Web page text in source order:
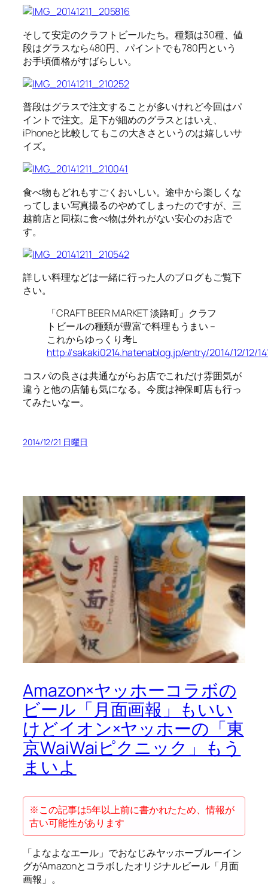
そして安定のクラフトビールたち。種類は30種、値
段はグラスなら480円、パイントでも780円という
お手頃価格がすばらしい。
普段はグラスで注文することが多いけれど今回はパ
イントで注文。足下が細めのグラスとはいえ、
iPhoneと比較してもこの大きさというのは嬉しいサ
イズ。
食べ物もどれもすごくおいしい。途中から楽しくな
ってしまい写真撮るのやめてしまったのですが、三
越前店と同様に食べ物は外れがない安心のお店で
す。
詳しい料理などは一緒に行った人のブログもご覧下
さい。
「CRAFT BEER MARKET 淡路町」クラフ
トビールの種類が豊富で料理もうまい –
これからゆっくり考L
http://sakaki0214.hatenablog.jp/entry/2014/12/12/
コスパの良さは共通ながらお店でこれだけ雰囲気が
違うと他の店舗も気になる。今度は神保町店も行っ
てみたいなー。
2014/12/21 日曜日
Amazon×ヤッホーコラボの
ビール「月面画報」もいい
けどイオン×ヤッホーの「東
京WaiWaiピクニック」もう
まいよ
※この記事は5年以上前に書かれたため、情報が
古い可能性があります
「よなよなエール」でおなじみヤッホーブルーイン
グがAmazonとコラボしたオリジナルビール「月面
画報」。